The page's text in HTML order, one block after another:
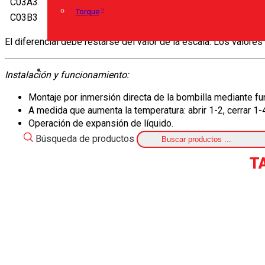
Torque
Búsqueda de productos
C03B3
externo
El diferencial debe restarse del valor de la escala. Los
Instalación y funcionamiento:
Montaje por inmersión directa de la bombilla mediante
A medida que aumenta la temperatura: abrir 1-2, cerrar 1-
Operación de expansión de líquido.